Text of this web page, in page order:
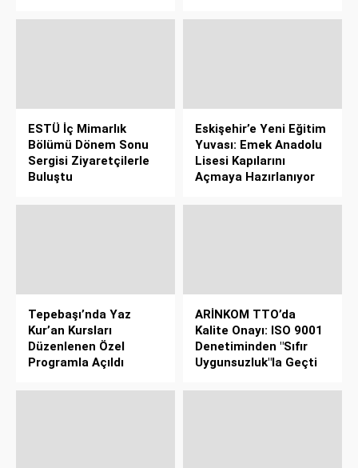
ESTÜ İç Mimarlık
Bölümü Dönem Sonu
Sergisi Ziyaretçilerle
Buluştu
Eskişehir’e Yeni Eğitim
Yuvası: Emek Anadolu
Lisesi Kapılarını
Açmaya Hazırlanıyor
Tepebaşı’nda Yaz
Kur’an Kursları
Düzenlenen Özel
Programla Açıldı
ARİNKOM TTO’da
Kalite Onayı: ISO 9001
Denetiminden "Sıfır
Uygunsuzluk"la Geçti